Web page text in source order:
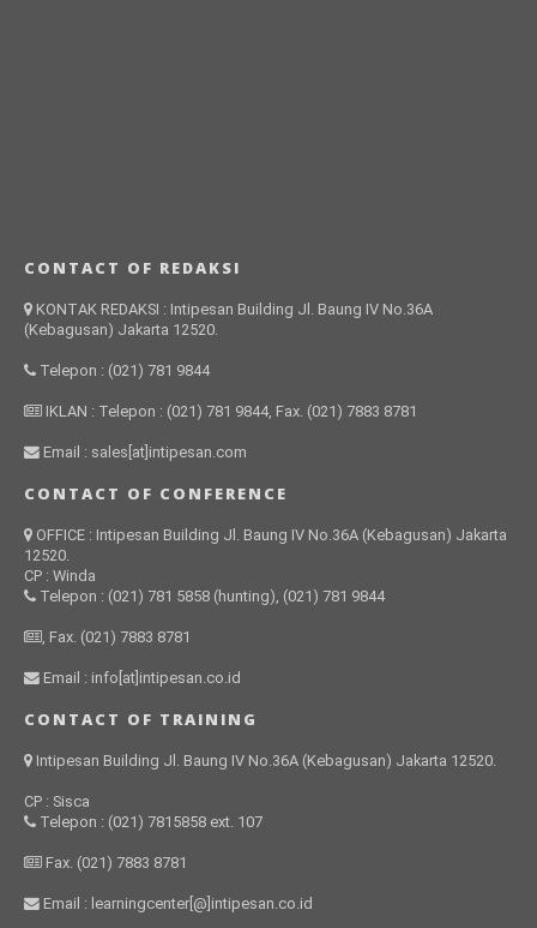
CONTACT OF REDAKSI
KONTAK REDAKSI : Intipesan Building Jl. Baung IV No.36A
(Kebagusan) Jakarta 12520.
Telepon : (021) 781 9844
IKLAN : Telepon : (021) 781 9844, Fax. (021) 7883 8781
Email : sales[at]intipesan.com
CONTACT OF CONFERENCE
OFFICE : Intipesan Building Jl. Baung IV No.36A (Kebagusan) Jakarta
12520.
CP : Winda
Telepon : (021) 781 5858 (hunting), (021) 781 9844
, Fax. (021) 7883 8781
Email : info[at]intipesan.co.id
CONTACT OF TRAINING
Intipesan Building Jl. Baung IV No.36A (Kebagusan) Jakarta 12520.
CP : Sisca
Telepon : (021) 7815858 ext. 107
Fax. (021) 7883 8781
Email : learningcenter[@]intipesan.co.id